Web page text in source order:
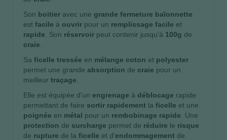
Son boitier avec une grande fermeture baïonnette
est facile à ouvrir pour un remplissage facile et
rapide . Son réservoir peut contenir jusqu'à 100g de
craie
Sa ficelle tressée en mélange coton et polyester
permet une grande absorption de craie pour un
meilleur traçage
Elle est équipée d'un engrenage à déblocage rapide
permettant de faire sortir rapidement la ficelle et une
poignée en métal pour un rembobinage rapide . Une
protection de surcharge permet de réduire le risque
de rupture de la ficelle et d'endommagement de